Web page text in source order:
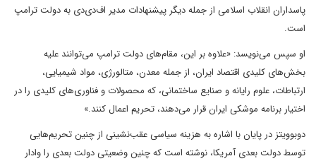
پاسداران انقلاب اسلامی از جمله دیگر پیشنهادات مدیر اف‌دی‌دی به دولت ترامپ
است.
او سپس می‌نویسد: «علاوه بر این، مقام‌های دولت ترامپ می‌توانند علیه
بخش‌های کلیدی اقتصاد ایران، از جمله معدن، متالورژی، مواد شیمیایی،
ارتباطات، علوم رایانه و صنایع ساختمانی، که محصولات و فناوری‌های کلیدی را در
اختیار برنامه موشکی ایران قرار می‌دهند، تحریم اعمال کنند.»
دوبوویتز در پایان با اشاره به هزینه سیاسی عقب‌نشینی از چنین تحریم‌هایی
توسط دولت بعدی آمریکا، نوشته است که چنین وضعیتی دولت بعدی را وادار